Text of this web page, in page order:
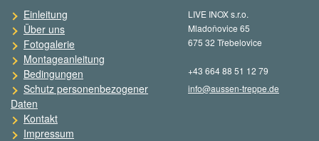
Einleitung
Über uns
Fotogalerie
Montageanleitung
Bedingungen
Schutz personenbezogener
Daten
Kontakt
Impressum
LIVE INOX s.r.o.
Mladoňovice 65
675 32 Třebelovice
+43 664 88 51 12 79
info@aussen-treppe.de